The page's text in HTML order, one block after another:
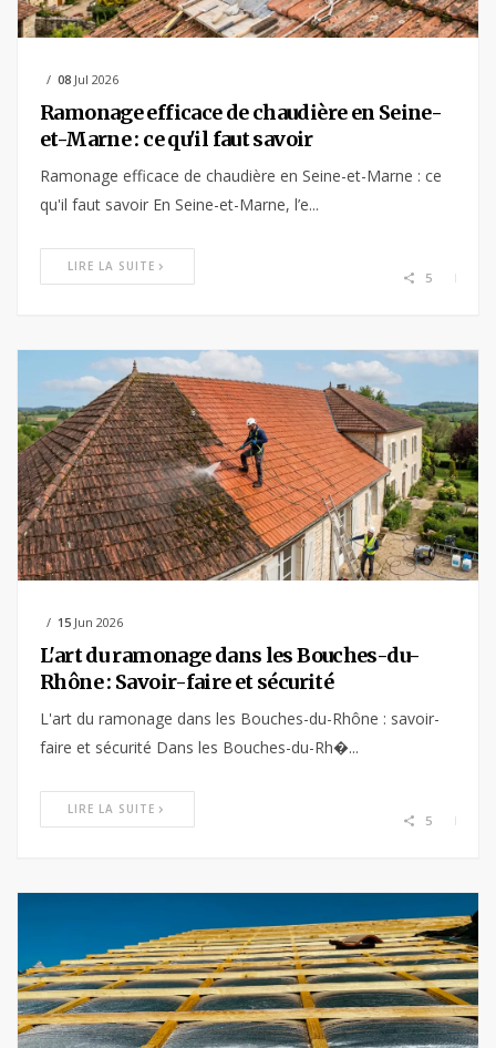
08 Jul 2026
Ramonage efficace de chaudière en Seine-
et-Marne : ce qu'il faut savoir
Ramonage efficace de chaudière en Seine-et-Marne : ce
qu'il faut savoir En Seine-et-Marne, l’e...
LIRE LA SUITE
5
15 Jun 2026
L'art du ramonage dans les Bouches-du-
Rhône : Savoir-faire et sécurité
L'art du ramonage dans les Bouches-du-Rhône : savoir-
faire et sécurité Dans les Bouches-du-Rh�...
LIRE LA SUITE
5